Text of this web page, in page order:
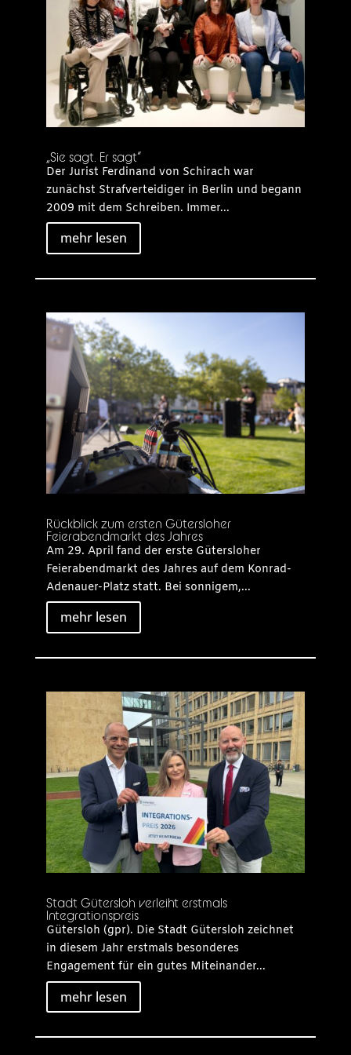
„Sie sagt. Er sagt“
Der Jurist Ferdinand von Schirach war
zunächst Strafverteidiger in Berlin und begann
2009 mit dem Schreiben. Immer...
mehr lesen
Rückblick zum ersten Gütersloher
Feierabendmarkt des Jahres
Am 29. April fand der erste Gütersloher
Feierabendmarkt des Jahres auf dem Konrad-
Adenauer-Platz statt. Bei sonnigem,...
mehr lesen
Stadt Gütersloh verleiht erstmals
Integrationspreis
Gütersloh (gpr). Die Stadt Gütersloh zeichnet
in diesem Jahr erstmals besonderes
Engagement für ein gutes Miteinander...
mehr lesen